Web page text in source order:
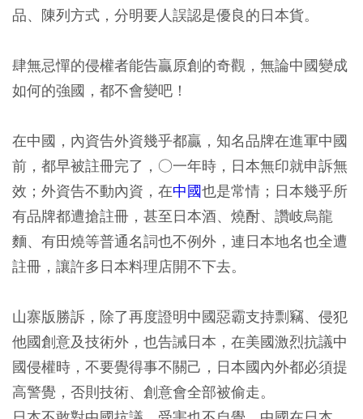
品、陳列方式，分明要人誤認是優良的日本貨。
肆無忌憚的侵權者能告贏原創的奇觀，無論中國變成
如何的強國，都不會變吧！
在中國，內資告外資幾乎都贏，知名品牌在進軍中國
前，都早被註冊完了，○一年時，日本無印就申訴無
效；外資告不動內資，在中國也是常情；日本幾乎所
有品牌都遭搶註冊，甚至日本酒、燒酎、讚岐烏龍
麵、有田燒等普通名詞也不例外，連日本地名也全遭
註冊，讓許多日本料理店開不下去。
山寨版勝訴，除了再度證明中國惡霸支持剽竊、侵犯
他國創意及技術外，也告誡日本，在美國激烈抗議中
國侵權時，不要覺得事不關己，日本國內外都必須提
高警覺，否則技術、創意會全部被偷走。